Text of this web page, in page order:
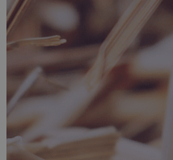
Label & audits
Becom Trustmark
Security Scan